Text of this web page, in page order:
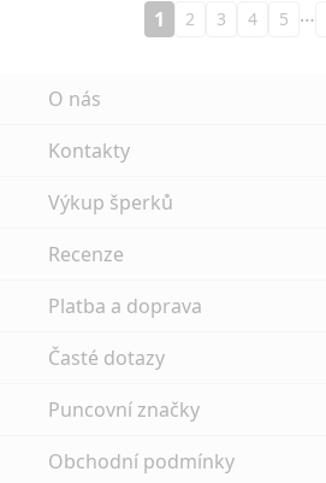
1 2 3 4 5 …
O nás
Kontakty
Výkup šperků
Recenze
Platba a doprava
Časté dotazy
Puncovní značky
Obchodní podmínky